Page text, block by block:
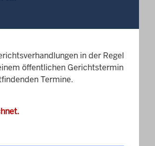
in der Regel
öffentlichen Gerichtstermin
Termine.